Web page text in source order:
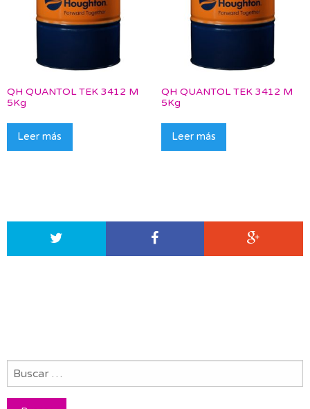
QH QUANTOL TEK 3412 M
5Kg
Leer más
QH QUANTOL TEK 3412 M
5Kg
Leer más